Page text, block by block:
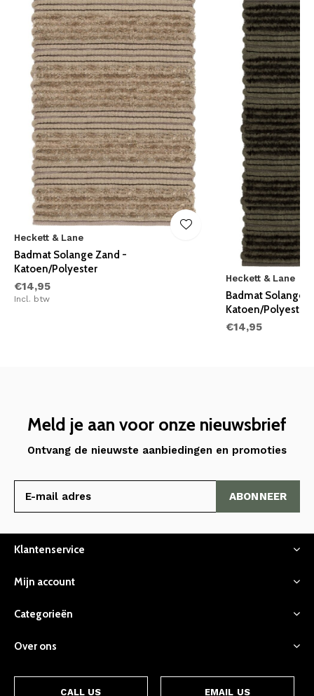
Heckett & Lane
Badmat Solange Zand -
Katoen/Polyester
€14,95
Incl. btw
Heckett & Lane
Badmat Solange
Katoen/Polyester
€14,95
Meld je aan voor onze nieuwsbrief
Ontvang de nieuwste aanbiedingen en promoties
ABONNEER
Klantenservice
Mijn account
Categorieën
Over ons
CALL US EMAIL US